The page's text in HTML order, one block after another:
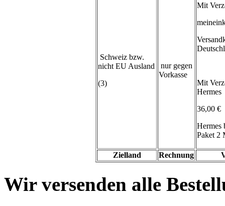
Zielland Rechnung
Schweiz bzw.
nicht EU Ausland
(3)
nur gegen
Vorkasse
Mit
Mit
Hermes
36,00 €
Hermes
Paket 2
Wir versenden alle